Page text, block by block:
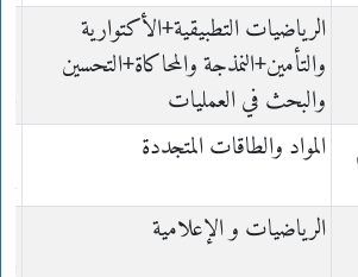
الرياضيات التطبيقية+الأكتوارية
والتأمين+النمذجة والمحاكاة+التحسين
والبحث في العمليات
المواد والطاقات المتجددة
الرياضيات و الإعلامية